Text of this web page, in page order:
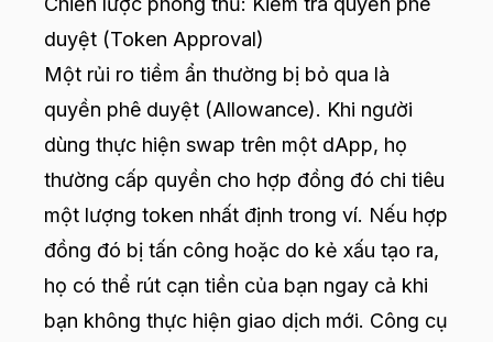
duyệt (Token Approval)
Một rủi ro tiềm ẩn thường bị bỏ qua là
quyền phê duyệt (Allowance). Khi người
dùng thực hiện swap trên một dApp, họ
thường cấp quyền cho hợp đồng đó chi tiêu
một lượng token nhất định trong ví. Nếu hợp
đồng đó bị tấn công hoặc do kẻ xấu tạo ra,
họ có thể rút cạn tiền của bạn ngay cả khi
bạn không thực hiện giao dịch mới. Công cụ